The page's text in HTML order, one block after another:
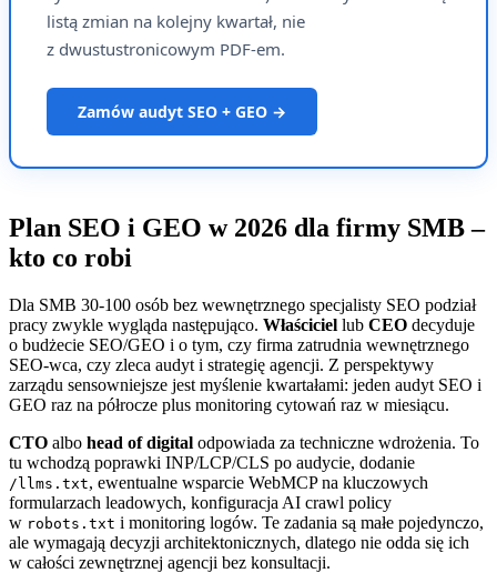
listą zmian na kolejny kwartał, nie
z dwustustronicowym PDF-em.
Zamów audyt SEO + GEO →
Plan SEO i GEO w 2026 dla firmy SMB –
kto co robi
Dla SMB 30-100 osób bez wewnętrznego specjalisty SEO podział
pracy zwykle wygląda następująco. Właściciel lub CEO decyduje
o budżecie SEO/GEO i o tym, czy firma zatrudnia wewnętrznego
SEO-wca, czy zleca audyt i strategię agencji. Z perspektywy
zarządu sensowniejsze jest myślenie kwartałami: jeden audyt SEO i
GEO raz na półrocze plus monitoring cytowań raz w miesiącu.
CTO albo head of digital odpowiada za techniczne wdrożenia. To
tu wchodzą poprawki INP/LCP/CLS po audycie, dodanie
/llms.txt, ewentualne wsparcie WebMCP na kluczowych
formularzach leadowych, konfiguracja AI crawl policy
w robots.txt i monitoring logów. Te zadania są małe pojedynczo,
ale wymagają decyzji architektonicznych, dlatego nie odda się ich
w całości zewnętrznej agencji bez konsultacji.